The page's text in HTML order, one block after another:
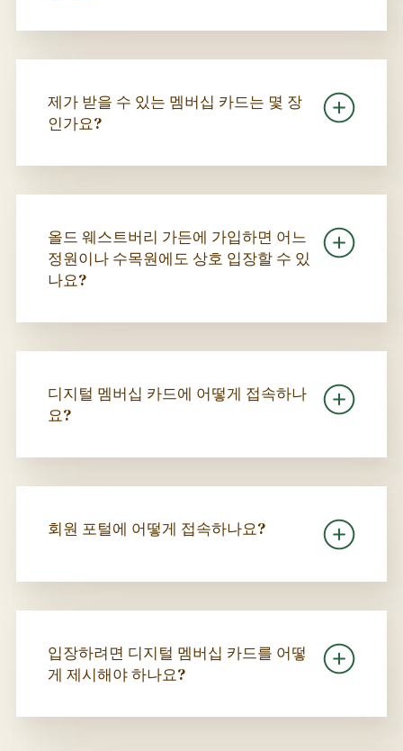
제가 받을 수 있는 멤버십 카드는 몇 장
인가요?
올드 웨스트버리 가든에 가입하면 어느
정원이나 수목원에도 상호 입장할 수 있
나요?
디지털 멤버십 카드에 어떻게 접속하나
요?
회원 포털에 어떻게 접속하나요?
입장하려면 디지털 멤버십 카드를 어떻
게 제시해야 하나요?